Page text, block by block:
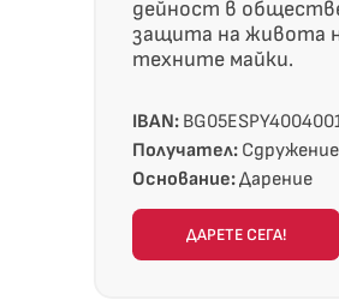
дейност в
защита на живота
техните майки.
IBAN:
Получател:
Основание:Дарение
ДАРЕТЕ СЕГА!